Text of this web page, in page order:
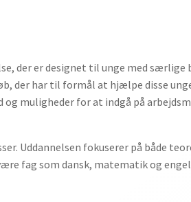
der er designet til unge med særlige
der har til formål at hjælpe disse
muligheder for at indgå på
Uddannelsen fokuserer på både
fag som dansk, matematik og